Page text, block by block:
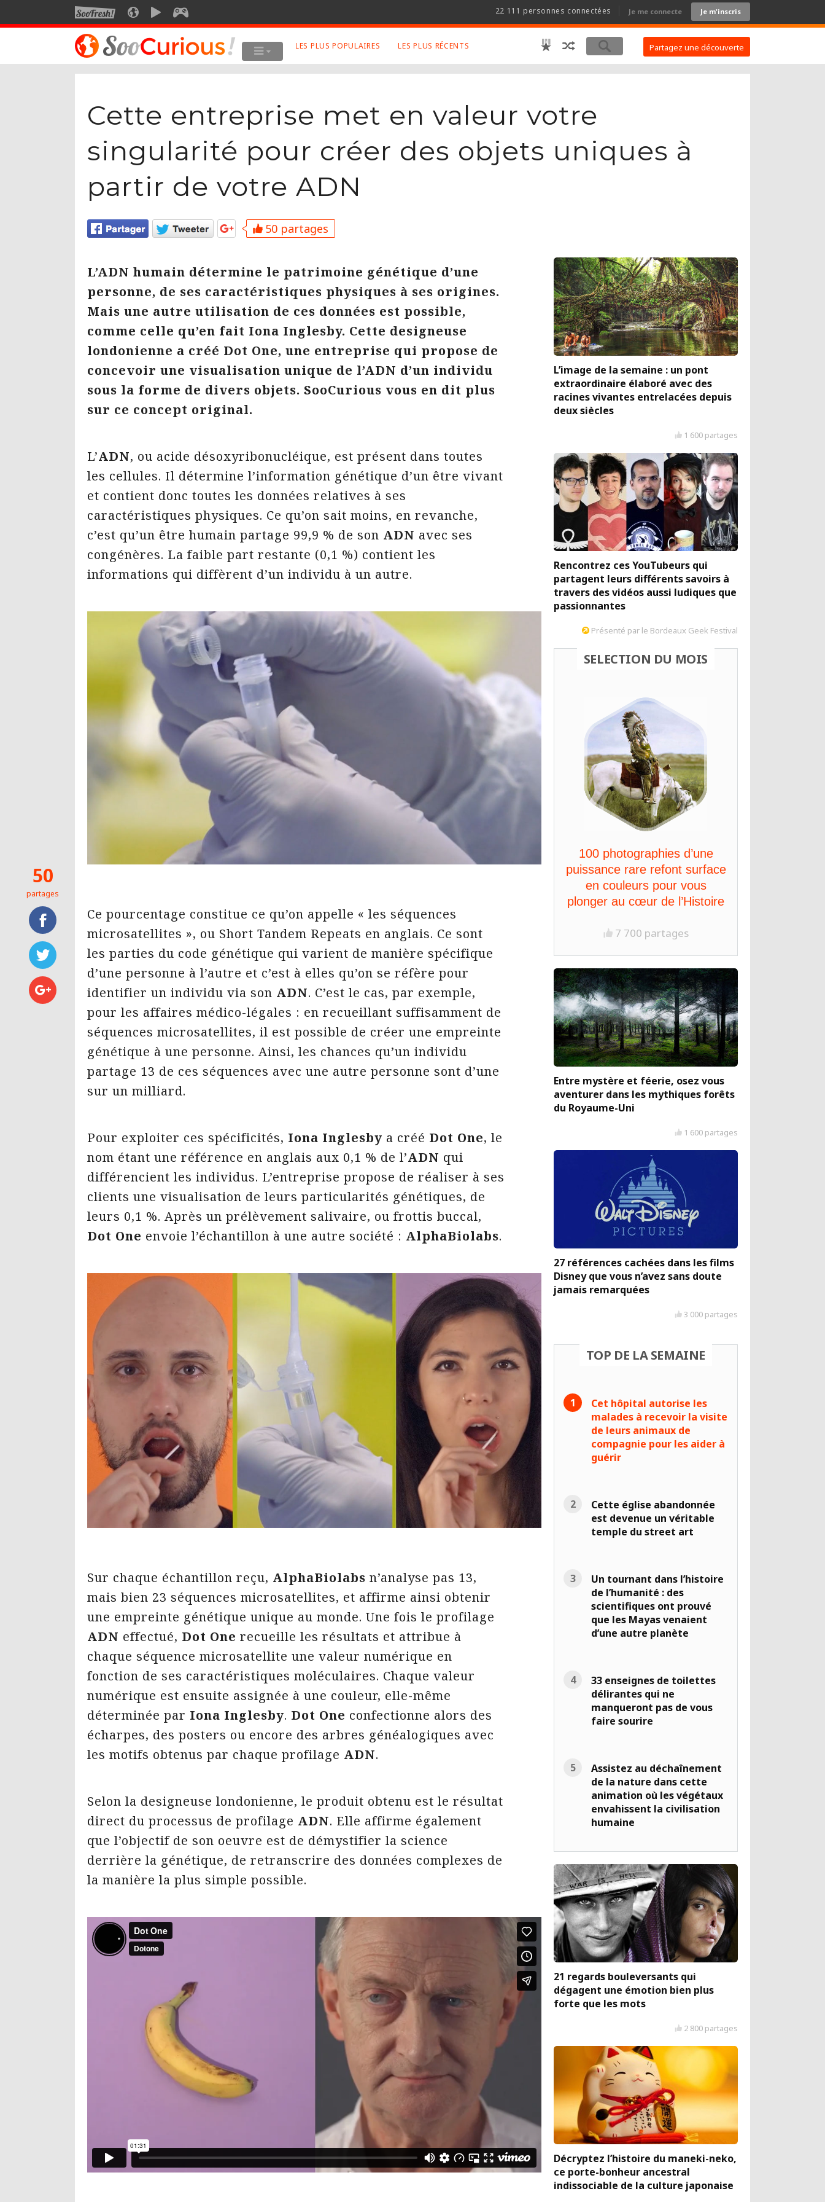
SOOFRESHSOOCURIOUSSOOMOTION Je me connecte Je m'inscris
22 111 personnes connectées
Voyage
Style de vie
Technologie
Art
Robot
Musique
Cinema
Twitter
Mentions Légales
LES PLUS POPULAIRES LES PLUS RÉCENTS Partagez une découverte
Cette entreprise met en valeur votre
singularité pour créer des objets uniques à
partir de votre ADN
50 partages
L’ADN humain détermine le patrimoine génétique d’une
personne, de ses caractéristiques physiques à ses origines.
Mais une autre utilisation de ces données est possible,
comme celle qu’en fait Iona Inglesby. Cette designeuse
londonienne a créé Dot One, une entreprise qui propose de
concevoir une visualisation unique de l’ADN d’un individu
sous la forme de divers objets. SooCurious vous en dit plus
sur ce concept original.
L’ADN, ou acide désoxyribonucléique, est présent dans toutes
les cellules. Il détermine l’information génétique d’un être vivant
et contient donc toutes les données relatives à ses
caractéristiques physiques. Ce qu’on sait moins, en revanche,
c’est qu’un être humain partage 99,9 % de son ADN avec ses
congénères. La faible part restante (0,1 %) contient les
informations qui diffèrent d’un individu à un autre.
Ce pourcentage constitue ce qu’on appelle « les séquences
microsatellites », ou Short Tandem Repeats en anglais. Ce sont
les parties du code génétique qui varient de manière spécifique
d’une personne à l’autre et c’est à elles qu’on se réfère pour
identifier un individu via son ADN. C’est le cas, par exemple,
pour les affaires médico-légales : en recueillant suffisamment de
séquences microsatellites, il est possible de créer une empreinte
génétique à une personne. Ainsi, les chances qu’un individu
partage 13 de ces séquences avec une autre personne sont d’une
sur un milliard.
Pour exploiter ces spécificités, Iona Inglesby a créé Dot One, le
nom étant une référence en anglais aux 0,1 % de l’ADN qui
différencient les individus. L’entreprise propose de réaliser à ses
clients une visualisation de leurs particularités génétiques, de
leurs 0,1 %. Après un prélèvement salivaire, ou frottis buccal,
Dot One envoie l’échantillon à une autre société : AlphaBiolabs.
Sur chaque échantillon reçu, AlphaBiolabs n’analyse pas 13,
mais bien 23 séquences microsatellites, et affirme ainsi obtenir
une empreinte génétique unique au monde. Une fois le profilage
ADN effectué, Dot One recueille les résultats et attribue à
chaque séquence microsatellite une valeur numérique en
fonction de ses caractéristiques moléculaires. Chaque valeur
numérique est ensuite assignée à une couleur, elle-même
déterminée par Iona Inglesby. Dot One confectionne alors des
écharpes, des posters ou encore des arbres généalogiques avec
les motifs obtenus par chaque profilage ADN.
Selon la designeuse londonienne, le produit obtenu est le résultat
direct du processus de profilage ADN. Elle affirme également
que l’objectif de son oeuvre est de démystifier la science
derrière la génétique, de retranscrire des données complexes de
la manière la plus simple possible.
L’image de la semaine : un pont
extraordinaire élaboré avec des
racines vivantes entrelacées depuis
deux siècles
1 600 partages
Rencontrez ces YouTubeurs qui
partagent leurs différents savoirs à
travers des vidéos aussi ludiques que
passionnantes
Présenté par le Bordeaux Geek Festival
SELECTION DU MOIS
100 photographies d’une
puissance rare refont surface
en couleurs pour vous
plonger au cœur de l’Histoire
7 700 partages
Entre mystère et féerie, osez vous
aventurer dans les mythiques forêts
du Royaume-Uni
1 600 partages
27 références cachées dans les films
Disney que vous n’avez sans doute
jamais remarquées
3 000 partages
TOP DE LA SEMAINE
Cet hôpital autorise les
malades à recevoir la visite
de leurs animaux de
compagnie pour les aider à
guérir
Cette église abandonnée
est devenue un véritable
temple du street art
Un tournant dans l’histoire
de l’humanité : des
scientifiques ont prouvé
que les Mayas venaient
d’une autre planète
33 enseignes de toilettes
délirantes qui ne
manqueront pas de vous
faire sourire
Assistez au déchaînement
de la nature dans cette
animation où les végétaux
envahissent la civilisation
humaine
21 regards bouleversants qui
dégagent une émotion bien plus
forte que les mots
2 800 partages
Décryptez l’histoire du maneki-neko,
ce porte-bonheur ancestral
indissociable de la culture japonaise
50
partages